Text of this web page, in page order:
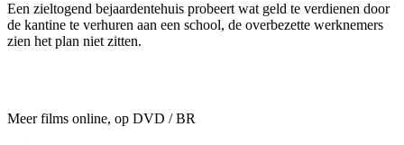
Een zieltogend bejaardentehuis probeert wat geld te verdienen door
de kantine te verhuren aan een school, de overbezette werknemers
zien het plan niet zitten.
Meer films online, op DVD / BR